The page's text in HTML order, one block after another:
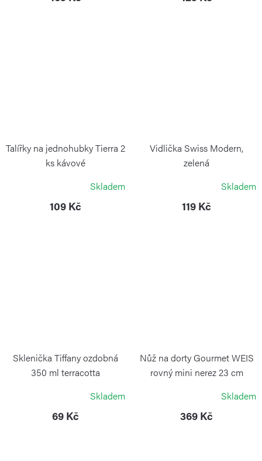
Talířky na jednohubky Tierra 2
ks kávové
Skladem
109 Kč
Vidlička Swiss Modern,
zelená
Skladem
119 Kč
Sklenička Tiffany ozdobná
350 ml terracotta
Skladem
69 Kč
Nůž na dorty Gourmet WEIS
rovný mini nerez 23 cm
Skladem
369 Kč